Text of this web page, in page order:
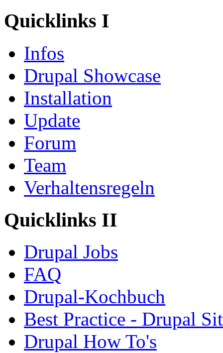
Quicklinks I
Infos
Drupal Showcase
Installation
Update
Forum
Team
Verhaltensregeln
Quicklinks II
Drupal Jobs
FAQ
Drupal-Kochbuch
Best Practice - Drupal
Drupal How To's